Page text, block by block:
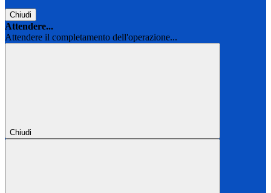
Chiudi
Attendere...
Attendere il completamento dell'operazione...
Chiudi